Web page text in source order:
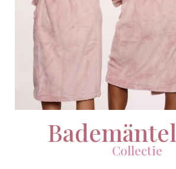
Bademäntel
                 Collectie